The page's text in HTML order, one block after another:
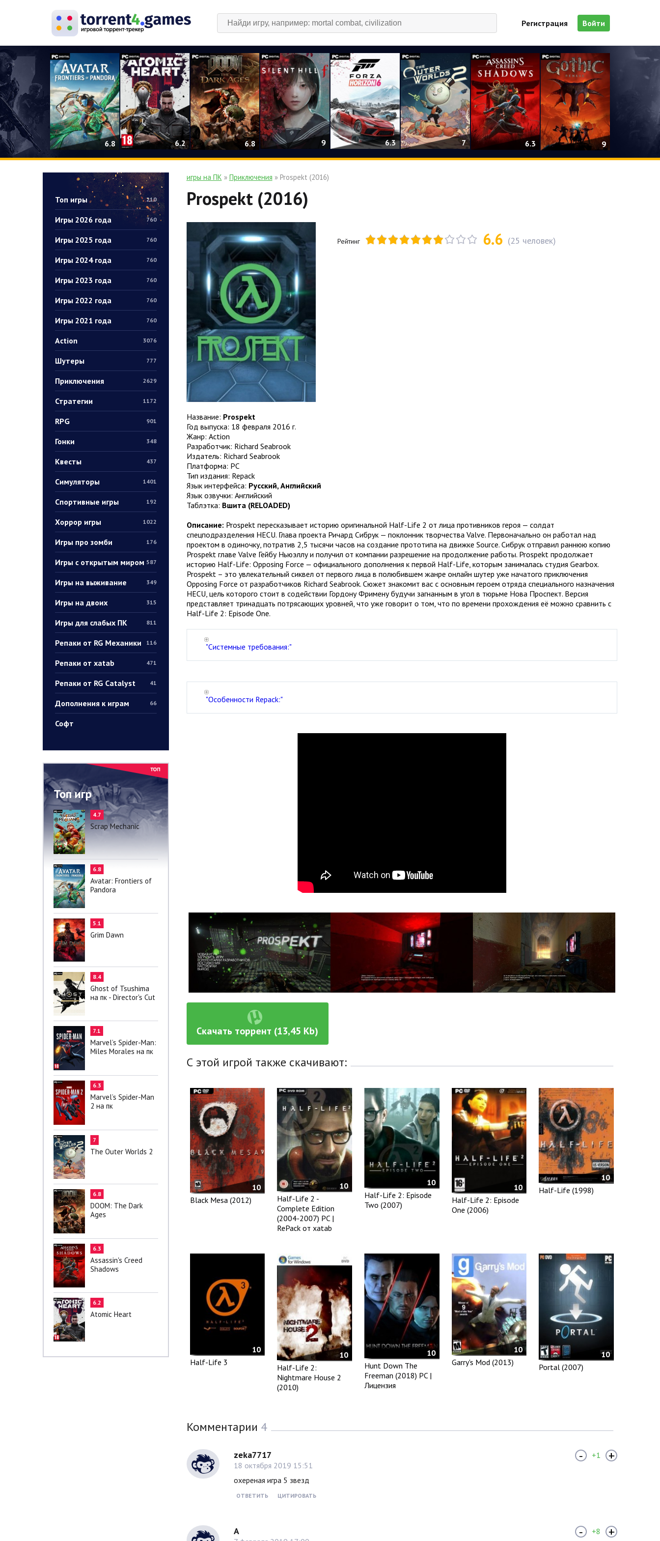
Регистрация Войти
6.8 6.2 6.8 9 6.3 7 6.3 9
Топ игры 210
Игры 2026 года 760
Игры 2025 года 760
Игры 2024 года 760
Игры 2023 года 760
Игры 2022 года 760
Игры 2021 года 760
Action 3076
Шутеры 777
Приключения 2629
Стратегии 1172
RPG 901
Гонки 348
Квесты 437
Симуляторы 1401
Спортивные игры 192
Хоррор игры 1022
Игры про зомби 176
Игры с открытым миром 587
Игры на выживание 349
Игры на двоих 315
Игры для слабых ПК 811
Репаки от RG Механики 116
Репаки от xatab 471
Репаки от RG Catalyst 41
Дополнения к играм 66
Софт
Топ игр
4.7
Scrap Mechanic
6.8
Avatar: Frontiers of
Pandora
5.1
Grim Dawn
8.4
Ghost of Tsushima
на пк - Director's Cut
7.1
Marvel’s Spider-Man:
Miles Morales на пк
6.3
Marvel’s Spider-Man
2 на пк
7
The Outer Worlds 2
6.8
DOOM: The Dark
Ages
6.3
Assassin's Creed
Shadows
6.2
Atomic Heart
игры на ПК » Приключения » Prospekt (2016)
Prospekt (2016)
Рейтинг 6.6 (25 человек)
Название: Prospekt
Год выпуска: 18 февраля 2016 г.
Жанр: Action
Разработчик: Richard Seabrook
Издатель: Richard Seabrook
Платформа: PC
Тип издания: Repack
Язык интерфейса: Русский, Английский
Язык озвучки: Английский
Таблэтка: Вшита (RELOADED)
Описание: Prospekt пересказывает историю оригинальной Half-Life 2 от лица противников героя — солдат
спецподразделения HECU. Глава проекта Ричард Сибрук — поклонник творчества Valve. Первоначально он работал над
проектом в одиночку, потратив 2,5 тысячи часов на создание прототипа на движке Source. Сибрук отправил раннюю копию
Prospekt главе Valve Гейбу Ньюэллу и получил от компании разрешение на продолжение работы. Prospekt продолжает
историю Half-Life: Opposing Force — официального дополнения к первой Half-Life, которым занималась студия Gearbox.
Prospekt – это увлекательный сиквел от первого лица в полюбившем жанре онлайн шутер уже начатого приключения
Opposing Force от разработчиков Richard Seabrook. Сюжет знакомит вас с основным героем отряда специального назначения
HECU, цель которого стоит в содействии Гордону Фримену будучи загнанным в угол в тюрьме Нова Проспект. Версия
представляет тринадцать потрясающих уровней, что уже говорит о том, что по времени прохождения её можно сравнить с
Half-Life 2: Episode One.
"Системные требования:"
"Особенности Repack:"
Скачать торрент (13,45 Kb)
С этой игрой также скачивают:
10
Black Mesa (2012)
10
Half-Life 2 -
Complete Edition
(2004-2007) PC |
RePack от xatab
10
Half-Life 2: Episode
Two (2007)
10
Half-Life 2: Episode
One (2006)
10
Half-Life (1998)
10
Half-Life 3
10
Half-Life 2:
Nightmare House 2
(2010)
10
Hunt Down The
Freeman (2018) PC |
Лицензия
10
Garry's Mod (2013)
10
Portal (2007)
Комментарии 4
zeka7717
18 октября 2019 15:51
охереная игра 5 звезд
ОТВЕТИТЬ ЦИТИРОВАТЬ
- +1 +
А - +8 +